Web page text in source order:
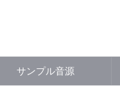
サンプル音源